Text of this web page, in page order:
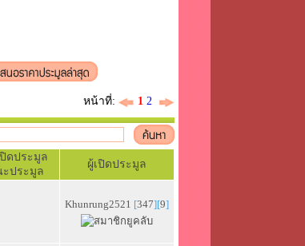
หน้าที่: 1 2
ดประมูล
ประมูล
ผู้เปิดประมูล
Khunrung2521 [347][9]